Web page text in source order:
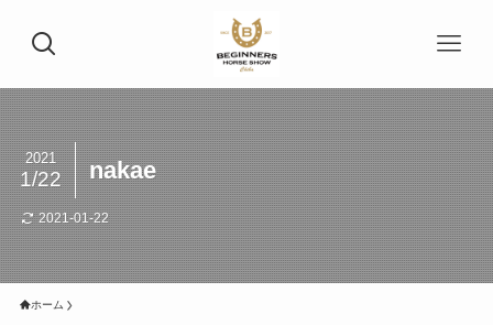
nakae
2021
1/22
2021-01-22
ホーム